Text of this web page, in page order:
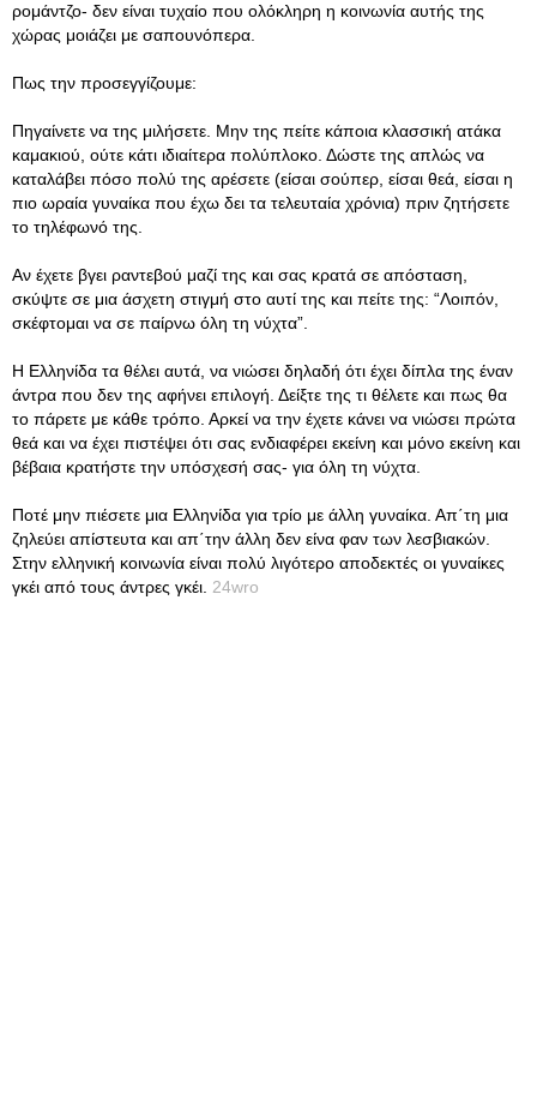
ρομάντζο- δεν είναι τυχαίο που ολόκληρη η κοινωνία αυτής της
χώρας μοιάζει με σαπουνόπερα.
Πως την προσεγγίζουμε:
Πηγαίνετε να της μιλήσετε. Μην της πείτε κάποια κλασσική ατάκα
καμακιού, ούτε κάτι ιδιαίτερα πολύπλοκο. Δώστε της απλώς να
καταλάβει πόσο πολύ της αρέσετε (είσαι σούπερ, είσαι θεά, είσαι η
πιο ωραία γυναίκα που έχω δει τα τελευταία χρόνια) πριν ζητήσετε
το τηλέφωνό της.
Αν έχετε βγει ραντεβού μαζί της και σας κρατά σε απόσταση,
σκύψτε σε μια άσχετη στιγμή στο αυτί της και πείτε της: “Λοιπόν,
σκέφτομαι να σε παίρνω όλη τη νύχτα”.
Η Ελληνίδα τα θέλει αυτά, να νιώσει δηλαδή ότι έχει δίπλα της έναν
άντρα που δεν της αφήνει επιλογή. Δείξτε της τι θέλετε και πως θα
το πάρετε με κάθε τρόπο. Αρκεί να την έχετε κάνει να νιώσει πρώτα
θεά και να έχει πιστέψει ότι σας ενδιαφέρει εκείνη και μόνο εκείνη και
βέβαια κρατήστε την υπόσχεσή σας- για όλη τη νύχτα.
Ποτέ μην πιέσετε μια Ελληνίδα για τρίο με άλλη γυναίκα. Απ΄τη μια
ζηλεύει απίστευτα και απ΄την άλλη δεν είνα φαν των λεσβιακών.
Στην ελληνική κοινωνία είναι πολύ λιγότερο αποδεκτές οι γυναίκες
γκέι από τους άντρες γκέι. 24wro